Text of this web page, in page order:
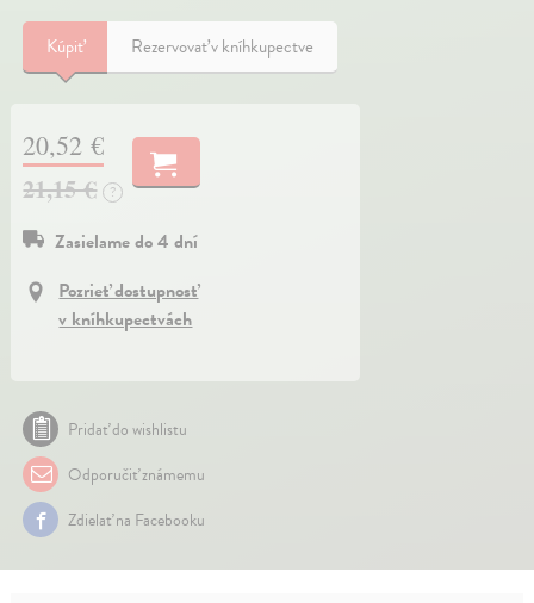
Kúpiť Rezervovať v kníhkupectve
20,52 €
21,15 €
?
Zasielame do 4 dní
Pozrieť dostupnosť
v kníhkupectvách
Pridať do wishlistu
Odporučiť známemu
Zdielať na Facebooku